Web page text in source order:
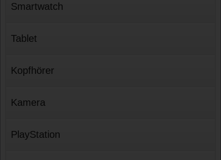
Smartwatch
Tablet
Kopfhörer
Kamera
PlayStation